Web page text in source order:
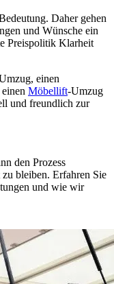
Daher gehen
und Wünsche ein
Preispolitik Klarheit
einen
Möbellift-Umzug
und freundlich zur
den Prozess
bleiben. Erfahren Sie
und wie wir